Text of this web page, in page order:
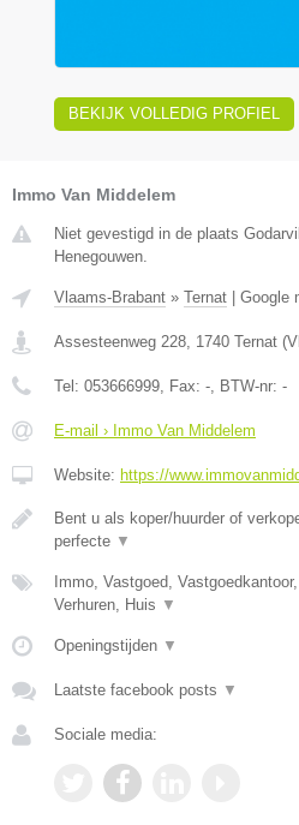
BEKIJK VOLLEDIG PROFIEL
Immo Van Middelem
Niet gevestigd in de plaats
Henegouwen.
Vlaams-Brabant » Ternat Google
Assesteenweg 228 1740 Ternat (
Tel: 053666999 , Fax: - , BTW-nr: -
E-mail › Immo Van Middelem
Website: https://
Bent u als koper/huurder of
perfecte ▼
Immo, Vastgoed,
Verhuren, Huis ▼
Openingstijden ▼
Laatste facebook posts ▼
Sociale media: